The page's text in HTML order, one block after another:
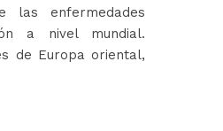
las enfermedades
a nivel mundial.
de Europa oriental,